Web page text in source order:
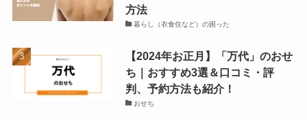
方法
暮らし（衣食住など）の困った
【2024年お正月】「万代」のおせ
ち｜おすすめ3選＆口コミ・評
判、予約方法も紹介！
おせち